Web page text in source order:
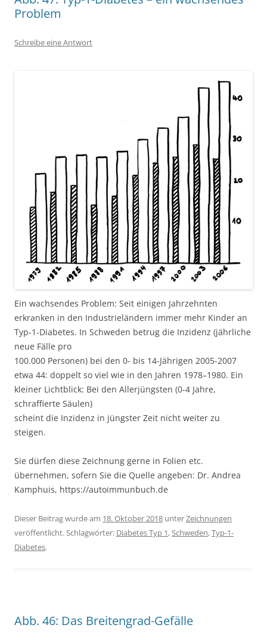
Problem
Schreibe eine Antwort
Ein wachsendes Problem: Seit einigen Jahrzehnten
erkranken in den Industrieländern immer mehr Kinder an
Typ-1-Diabetes. In Schweden betrug die Inzidenz (jährliche
neue Fälle pro
100.000 Personen) bei den 0- bis 14-Jährigen 2005-2007
etwa 44: doppelt so viel wie in den Jahren 1978–1980. Ein
kleiner Lichtblick: Bei den Allerjüngsten (0-4 Jahre,
schraffierte Säulen)
scheint die Inzidenz in jüngster Zeit nicht weiter zu
steigen.
Sie dürfen diese Zeichnung gerne in Folien etc.
übernehmen, sofern Sie die Quelle angeben: Dr. Andrea
Kamphuis, https://autoimmunbuch.de
Dieser Beitrag wurde am 18. Oktober 2018 unterZeichnungen
veröffentlicht. Schlagwörter: Diabetes Typ 1,Schweden,Typ-1-
Diabetes.
Abb. 46: Das Breitengrad-Gefälle